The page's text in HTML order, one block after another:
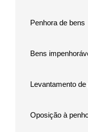
Penhora de bens
Bens
Levantamento de
Oposição à